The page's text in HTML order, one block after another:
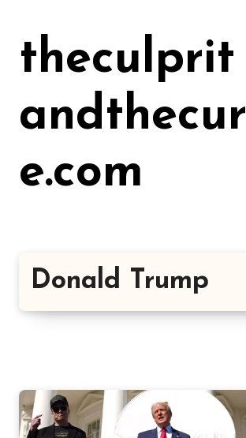
kontentheculprit
andthecur
e.com
Donald Trump